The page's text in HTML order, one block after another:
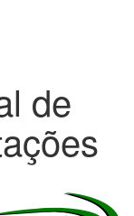
de